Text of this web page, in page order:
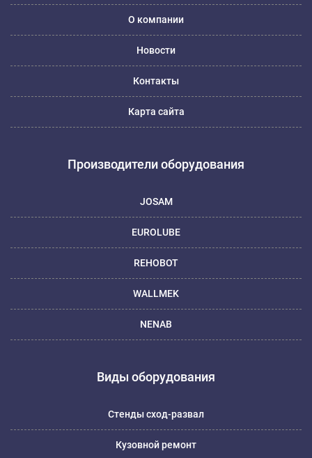
О компании
Новости
Контакты
Карта сайта
Производители оборудования
JOSAM
EUROLUBE
REHOBOT
WALLMEK
NENAB
Виды оборудования
Стенды сход-развал
Кузовной ремонт